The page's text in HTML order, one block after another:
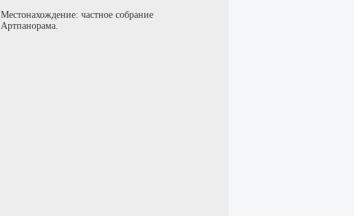
Местонахождение: частное собрание
Артпанорама.